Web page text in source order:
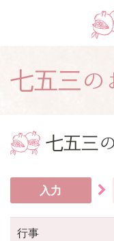
七五三の
七五三
入力
行事